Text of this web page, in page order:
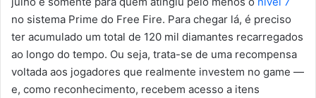
no sistema Prime do Free Fire. Para chegar lá, é preciso
ter acumulado um total de 120 mil diamantes recarregados
ao longo do tempo. Ou seja, trata-se de uma recompensa
voltada aos jogadores que realmente investem no game —
e, como reconhecimento, recebem acesso a itens